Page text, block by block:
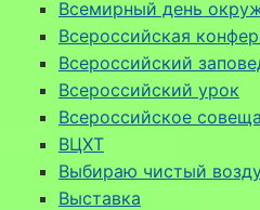
Всемирный день
Всероссийская
Всероссийский
Всероссийский урок
Всероссийское
ВЦХТ
Выбираю чистый
Выставка